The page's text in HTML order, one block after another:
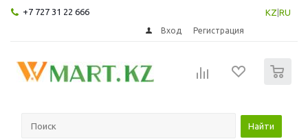
+7 727 31 22 666 KZ RU
Вход Регистрация
Найти